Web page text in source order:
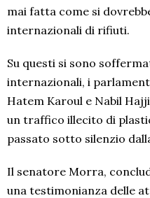
mai fatta come si
internazionali di rifiuti.
Su questi si sono
internazionali, i
Hatem Karoul e Nabil
un traffico illecito di
passato sotto silenzio
Il senatore Morra,
una testimonianza delle